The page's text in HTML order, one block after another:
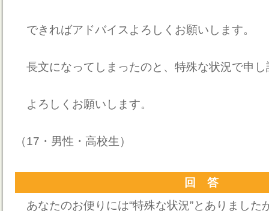
できればアドバイスよろしくお願いします。
長文になってしまったのと、特殊な状況で申し
よろしくお願いします。
（17・男性・高校生）
回 答
あなたのお便りには“特殊な状況”とありました